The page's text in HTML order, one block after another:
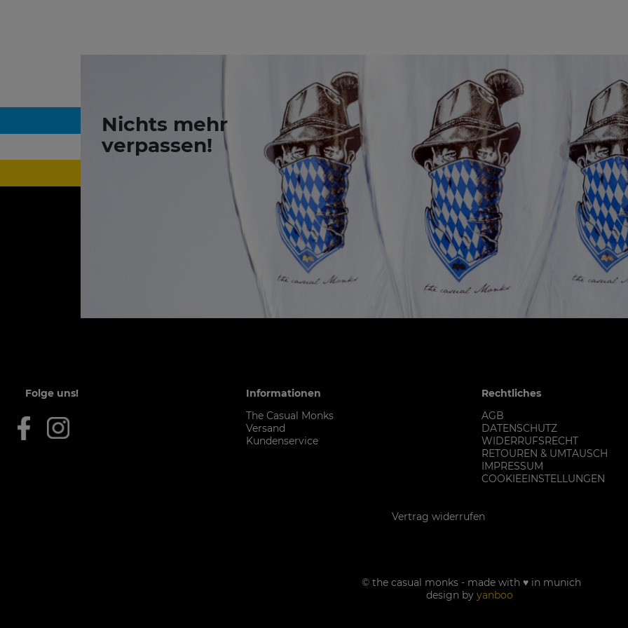
Nichts mehr
verpassen!
Informationen
The Casual Monks
Versand
Kundenservice
Rechtliches
AGB
DATENSCHUTZ
WIDERRUFSRECHT
RETOUREN & UMTAUSCH
IMPRESSUM
COOKIEEINSTELLUNGEN
Folge uns!
Vertrag widerrufen
© the casual monks - made with ♥ in munich
design by yanboo